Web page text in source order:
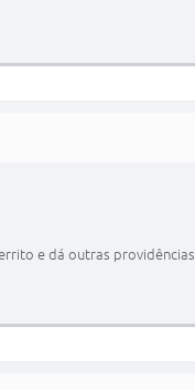
e dá outras providências.